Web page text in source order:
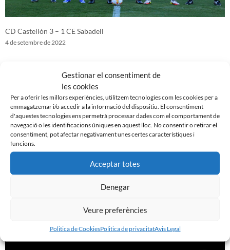
Gestionar el consentiment de
les cookies
Per a oferir les millors experiències, utilitzem tecnologies com les cookies per a
emmagatzemar i/o accedir a la informació del dispositiu. El consentiment
d'aquestes tecnologies ens permetrà processar dades com el comportament de
navegació o les identificacions úniques en aquest lloc. No consentir o retirar el
consentiment, pot afectar negativament unes certes característiques i
funcions.
Acceptar totes
Denegar
Veure preferències
Politica de CookiesPolitica de privacitatAvis Legal
CD Castellón 3 – 1 CE Sabadell
4 de setembre de 2022
CE Sabadell 1 – 1 SD Amorebieta